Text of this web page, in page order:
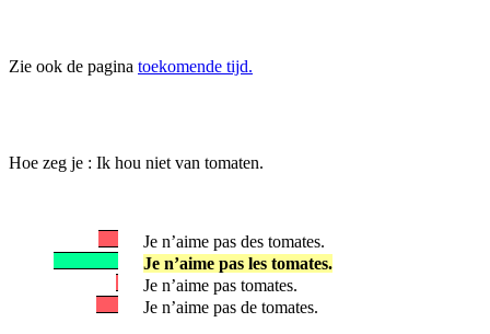
Zie ook de pagina toekomende tijd.
Hoe zeg je : Ik hou niet van tomaten.
Je n’aime pas des tomates.
Je n’aime pas les tomates.
Je n’aime pas tomates.
Je n’aime pas de tomates.